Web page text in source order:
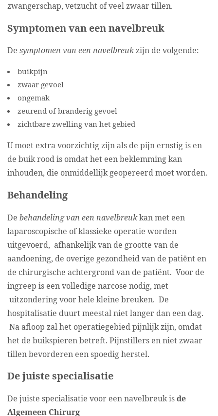
zwangerschap, vetzucht of veel zwaar tillen.
Symptomen van een navelbreuk
De symptomen van een navelbreukzijn de volgende:
buikpijn
zwaar gevoel
ongemak
zeurend of branderig gevoel
zichtbare zwelling van het gebied
U moet extra voorzichtig zijn als de pijn ernstig is en
de buik rood is omdat het een beklemming kan
inhouden, die onmiddellijk geopereerd moet worden.
Behandeling
De behandeling van een navelbreukkan met een
laparoscopische of klassieke operatie worden
uitgevoerd, afhankelijk van de grootte van de
aandoening, de overige gezondheid van de patiënt en
de chirurgische achtergrond van de patiënt. Voor de
ingreep is een volledige narcose nodig, met
uitzondering voor hele kleine breuken. De
hospitalisatie duurt meestal niet langer dan een dag.
Na afloop zal het operatiegebied pijnlijk zijn, omdat
het de buikspieren betreft. Pijnstillers en niet zwaar
tillen bevorderen een spoedig herstel.
De juiste specialisatie
De juiste specialisatie voor een navelbreuk isde
Algemeen Chirurg